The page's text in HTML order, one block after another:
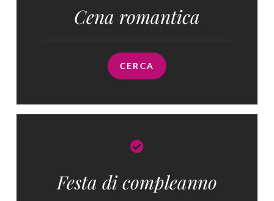
Cena romantica
CERCA
Festa di compleanno